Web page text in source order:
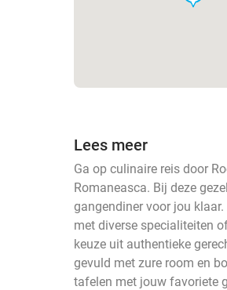
Lees meer
Ga op culinaire reis door
Romaneasca. Bij deze
gangendiner voor jou
met diverse specialiteiten
keuze uit authentieke
gevuld met zure room en
tafelen met jouw favoriete